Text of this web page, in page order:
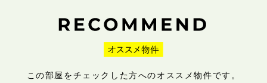
この部屋をチェックした方へのオススメ物件です。